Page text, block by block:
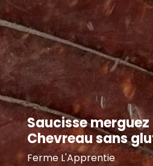
Saucisse merguez
Chevreau sans
Ferme L'Apprentie